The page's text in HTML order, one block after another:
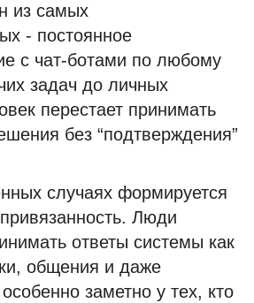
из самых
- постоянное
с чат-ботами по любому
задач до личных
перестает принимать
без “подтверждения”
случаях формируется
Люди
ответы системы как
общения и даже
заметно у тех, кто